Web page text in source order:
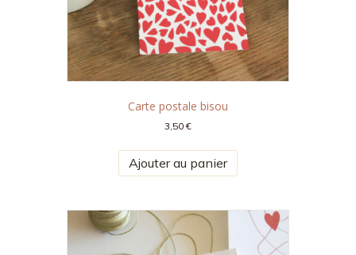
Carte postale bisou
3,50€
Ajouter au panier